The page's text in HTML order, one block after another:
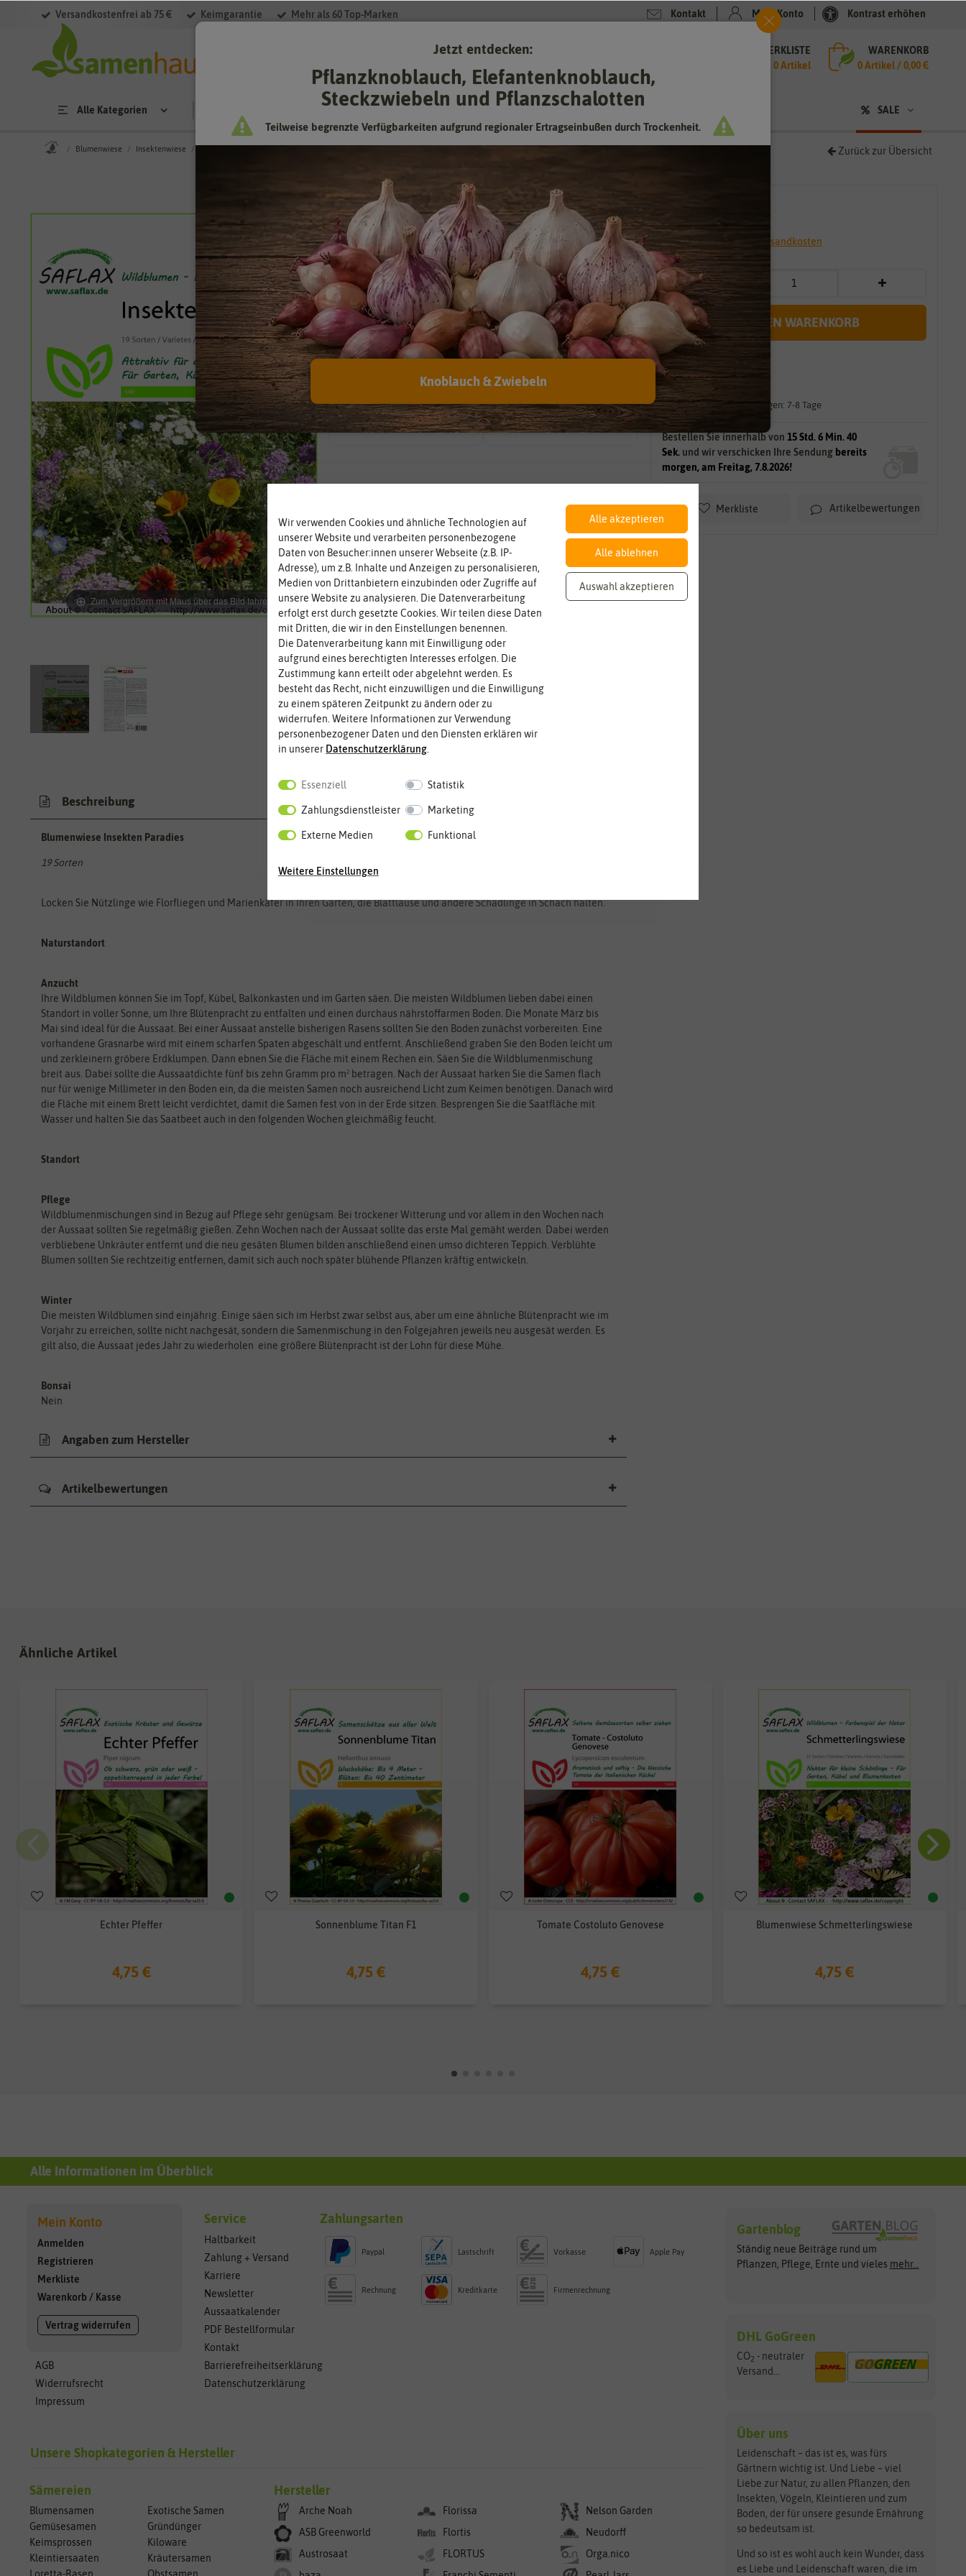
Versandkostenfrei ab 75 € Keimgarantie Mehr als 60 Top-Marken Kontakt Mein Konto Kontrast erhöhen
MERKLISTE
0 Artikel
WARENKORB
0Artikel /0,00 €
Alle Kategorien SALE
Blumenwiese Insektenwiese Zurück zur Übersicht
Zum Vergrößern mit Maus über das Bild fahren
* inkl. 7% MwSt. zzgl. Versandkosten
IN DEN WARENKORB
sofort lieferbar
gilt für 10
Lieferzeit für größere Mengen: 7-8 Tage
Bestellen Sie innerhalb von 15 Std. 6 Min. 39
Sek.und wir verschicken Ihre Sendung bereits
morgen, am Freitag, 7.8.2026!
Merkliste Artikelbewertungen
Blumenwiese Insekten Paradies
Attraktiv für alle Nutzinsekten - Für Garten, Kübel und
Blumenkasten
Hersteller:
Saflax
Artikelnummer:
18153-sa
EAN:
4055473181530
1000 KornWie viel ist enthalten bunt
Wie ist die Blüte eingefärbt? Kann
auch mehrfarbig sein.
Beschreibung
Blumenwiese Insekten Paradies
19 Sorten
Locken Sie Nützlinge wie Florfliegen und Marienkäfer in Ihren Garten, die Blattläuse und andere Schädlinge in Schach halten.
Naturstandort
Anzucht
Ihre Wildblumen können Sie im Topf, Kübel, Balkonkasten und im Garten säen. Die meisten Wildblumen lieben dabei einen
Standort in voller Sonne, um Ihre Blütenpracht zu entfalten und einen durchaus nährstoffarmen Boden. Die Monate März bis
Mai sind ideal für die Aussaat. Bei einer Aussaat anstelle bisherigen Rasens sollten Sie den Boden zunächst vorbereiten. Eine
vorhandene Grasnarbe wird mit einem scharfen Spaten abgeschält und entfernt. Anschließend graben Sie den Boden leicht um
und zerkleinern gröbere Erdklumpen. Dann ebnen Sie die Fläche mit einem Rechen ein. Säen Sie die Wildblumenmischung
breit aus. Dabei sollte die Aussaatdichte fünf bis zehn Gramm pro m² betragen. Nach der Aussaat harken Sie die Samen flach
nur für wenige Millimeter in den Boden ein, da die meisten Samen noch ausreichend Licht zum Keimen benötigen. Danach wird
die Fläche mit einem Brett leicht verdichtet, damit die Samen fest von in der Erde sitzen. Besprengen Sie die Saatfläche mit
Wasser und halten Sie das Saatbeet auch in den folgenden Wochen gleichmäßig feucht.
Standort
Pflege
Wildblumenmischungen sind in Bezug auf Pflege sehr genügsam. Bei trockener Witterung und vor allem in den Wochen nach
der Aussaat sollten Sie regelmäßig gießen. Zehn Wochen nach der Aussaat sollte das erste Mal gemäht werden. Dabei werden
verbliebene Unkräuter entfernt und die neu gesäten Blumen bilden anschließend einen umso dichteren Teppich. Verblühte
Blumen sollten Sie rechtzeitig entfernen, damit sich auch noch später blühende Pflanzen kräftig entwickeln.
Winter
Die meisten Wildblumen sind einjährig. Einige säen sich im Herbst zwar selbst aus, aber um eine ähnliche Blütenpracht wie im
Vorjahr zu erreichen, sollte nicht nachgesät, sondern die Samenmischung in den Folgejahren jeweils neu ausgesät werden. Es
gilt also, die Aussaat jedes Jahr zu wiederholen  eine größere Blütenpracht ist der Lohn für diese Mühe.
Bonsai
Nein
Angaben zum Hersteller
Artikelbewertungen
Ähnliche Artikel
Echter Pfeffer
4,75 €
Sonnenblume Titan F1
4,75 €
Tomate Costoluto Genovese
4,75 €
Blumenwiese Schmetterlingswiese
4,75 €
Alle Informationen im Überblick
Mein Konto
Anmelden
Registrieren
Merkliste
Warenkorb / Kasse
Vertrag widerrufen
AGB
Widerrufsrecht
Impressum
Service
Haltbarkeit
Zahlung + Versand
Karriere
Newsletter
Aussaatkalender
PDF Bestellformular
Kontakt
Barrierefreiheitserklärung
Datenschutzerklärung
Zahlungsarten
Paypal Lastschrift Vorkasse Apple Pay
Rechnung Kreditkarte Firmenrechnung
Unsere Shopkategorien & Hersteller
Sämereien
Blumensamen
Exotische Samen
Gemüsesamen
Gründünger
Keimsprossen
Kiloware
Kleintiersaaten
Kräutersamen
Hersteller
Arche Noah
ASB Greenworld
Austrosaat
Florissa
Flortis
FLORTUS
Nelson Garden
Neudorff
Orga.nico
Gartenblog
Ständig neue Beiträge rund um
Pflanzen, Pflege, Ernte und vieles mehr...
DHL GoGreen
CO2 - neutraler
Versand...
Über uns
Leidenschaft – das ist es, was fürs
Gärtnern wichtig ist. Und Liebe – viel
Liebe zur Natur, zu allen Pflanzen, den
Insekten, Vögeln, Kleintieren und zum
Boden, der für unsere gesunde Ernährung
so bedeutsam ist.
Und so ist es wohl auch kein Wunder, dass
es Liebe und Leidenschaft waren, die im
Wir verwenden Cookies und ähnliche Technologien auf
unserer Website und verarbeiten personenbezogene
Daten von Besucher:innen unserer Webseite (z.B. IP-
Adresse), um z.B. Inhalte und Anzeigen zu personalisieren,
Medien von Drittanbietern einzubinden oder Zugriffe auf
unsere Website zu analysieren. Die Datenverarbeitung
erfolgt erst durch gesetzte Cookies. Wir teilen diese Daten
mit Dritten, die wir in den Einstellungen benennen.
Die Datenverarbeitung kann mit Einwilligung oder
aufgrund eines berechtigten Interesses erfolgen. Die
Zustimmung kann erteilt oder abgelehnt werden. Es
besteht das Recht, nicht einzuwilligen und die Einwilligung
zu einem späteren Zeitpunkt zu ändern oder zu
widerrufen. Weitere Informationen zur Verwendung
personenbezogener Daten und den Diensten erklären wir
in unserer Daten­schutz­erklärung
Essenziell Statistik
Zahlungsdienstleister Marketing
Externe Medien Funktional
Weitere Einstellungen
Alle akzeptieren
Alle ablehnen
Auswahl akzeptieren
Jetzt entdecken:
Pflanzknoblauch, Elefantenknoblauch,
Steckzwiebeln und Pflanzschalotten
Teilweise begrenzte Verfügbarkeiten aufgrund regionaler Ertragseinbußen durch Trockenheit.
Knoblauch & Zwiebeln